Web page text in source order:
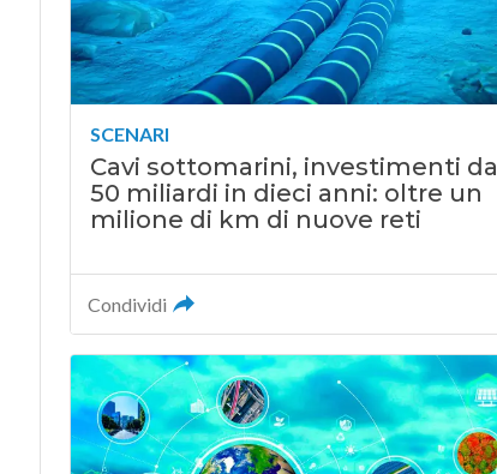
SCENARI
Cavi sottomarini, investimenti da
50 miliardi in dieci anni: oltre un
milione di km di nuove reti
Condividi